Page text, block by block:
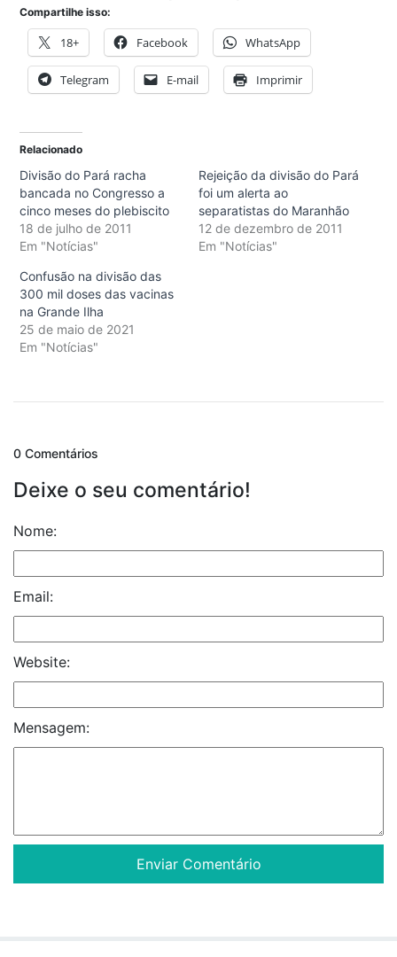
Compartilhe isso:
18+ Facebook WhatsApp
Telegram E-mail Imprimir
Relacionado
Divisão do Pará racha
bancada no Congresso a
cinco meses do plebiscito
18 de julho de 2011
Em "Notícias"
Rejeição da divisão do Pará
foi um alerta ao
separatistas do Maranhão
12 de dezembro de 2011
Em "Notícias"
Confusão na divisão das
300 mil doses das vacinas
na Grande Ilha
25 de maio de 2021
Em "Notícias"
0 Comentários
Deixe o seu comentário!
Nome:
Email:
Website:
Mensagem: